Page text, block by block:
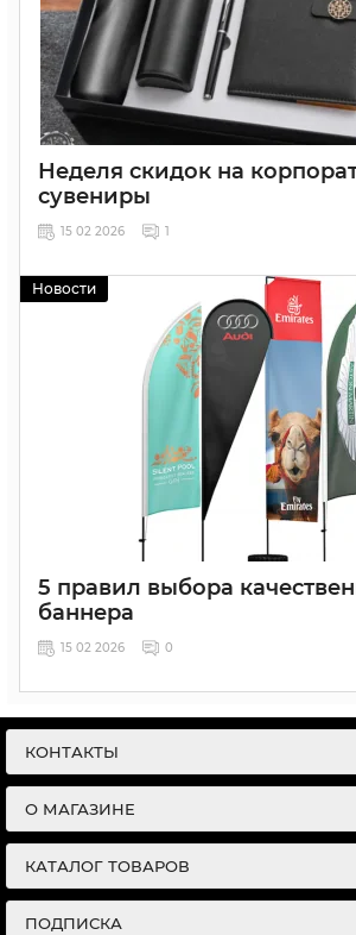
Неделя скидок на
сувениры
15 02 2026 1
Новости
5 правил выбора
баннера
15 02 2026 0
КОНТАКТЫ
О МАГАЗИНЕ
КАТАЛОГ ТОВАРОВ
ПОДПИСКА